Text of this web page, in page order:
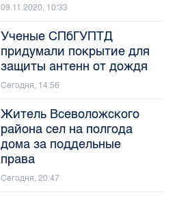
09.11.2020, 10:33
Ученые СПбГУПТД
придумали покрытие для
защиты антенн от дождя
Сегодня, 14:56
Житель Всеволожского
района сел на полгода
дома за поддельные
права
Сегодня, 20:47